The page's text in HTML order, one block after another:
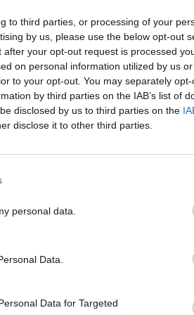
to third parties, or processing of your
by us, please use the below opt-out
your opt-out request is processed
on personal information utilized by us
to your opt-out. You may separately
by third parties on the IAB’s list of
disclosed by us to third parties on the
disclose it to other third parties.
personal data.
Data.
Data for Targeted
z tego, czy zostanie nadany jako
M, będą przyjmowane w kopertach o
sortować i doręczyć do
Siwek. Ma to ułatwić sortowanie, a